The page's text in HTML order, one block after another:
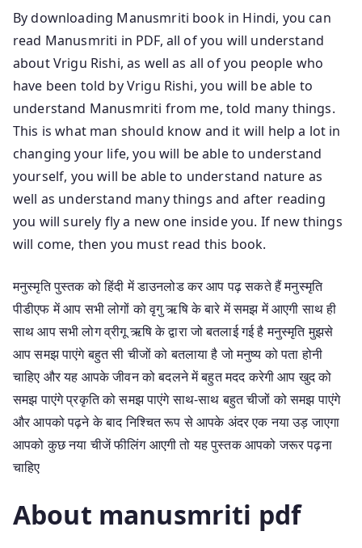
By downloading Manusmriti book in Hindi, you can
read Manusmriti in PDF, all of you will understand
about Vrigu Rishi, as well as all of you people who
have been told by Vrigu Rishi, you will be able to
understand Manusmriti from me, told many things.
This is what man should know and it will help a lot in
changing your life, you will be able to understand
yourself, you will be able to understand nature as
well as understand many things and after reading
you will surely fly a new one inside you. If new things
will come, then you must read this book.
मनुस्मृति पुस्तक को हिंदी में डाउनलोड कर आप पढ़ सकते हैं मनुस्मृति
पीडीएफ में आप सभी लोगों को वृगु ऋषि के बारे में समझ में आएगी साथ ही
साथ आप सभी लोग व्रीगू ऋषि के द्वारा जो बतलाई गई है मनुस्मृति मुझसे
आप समझ पाएंगे बहुत सी चीजों को बतलाया है जो मनुष्य को पता होनी
चाहिए और यह आपके जीवन को बदलने में बहुत मदद करेगी आप खुद को
समझ पाएंगे प्रकृति को समझ पाएंगे साथ-साथ बहुत चीजों को समझ पाएंगे
और आपको पढ़ने के बाद निश्चित रूप से आपके अंदर एक नया उड़ जाएगा
आपको कुछ नया चीजें फीलिंग आएगी तो यह पुस्तक आपको जरूर पढ़ना
चाहिए
About manusmriti pdf